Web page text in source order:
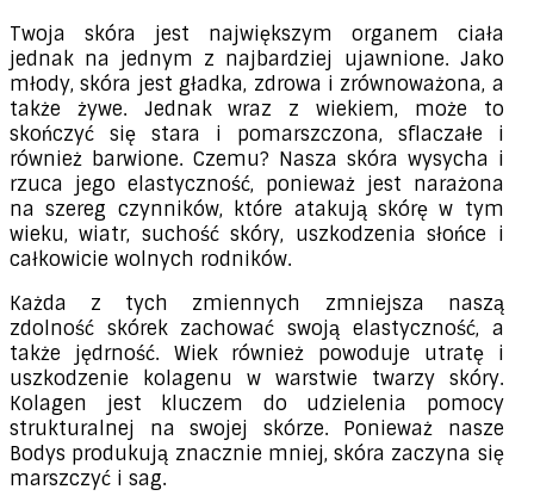
Twoja skóra jest największym organem ciała
jednak na jednym z najbardziej ujawnione. Jako
młody, skóra jest gładka, zdrowa i zrównoważona, a
także żywe. Jednak wraz z wiekiem, może to
skończyć się stara i pomarszczona, sflaczałe i
również barwione. Czemu? Nasza skóra wysycha i
rzuca jego elastyczność, ponieważ jest narażona
na szereg czynników, które atakują skórę w tym
wieku, wiatr, suchość skóry, uszkodzenia słońce i
całkowicie wolnych rodników.
Każda z tych zmiennych zmniejsza naszą
zdolność skórek zachować swoją elastyczność, a
także jędrność. Wiek również powoduje utratę i
uszkodzenie kolagenu w warstwie twarzy skóry.
Kolagen jest kluczem do udzielenia pomocy
strukturalnej na swojej skórze. Ponieważ nasze
Bodys produkują znacznie mniej, skóra zaczyna się
marszczyć i sag.